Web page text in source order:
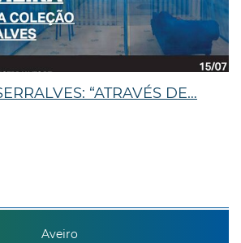
“ATRAVÉS DE…
Aveiro